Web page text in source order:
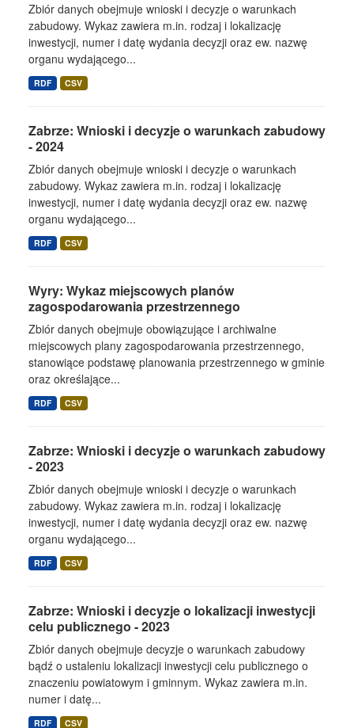
Zbiór danych obejmuje wnioski i decyzje o warunkach
zabudowy. Wykaz zawiera m.in. rodzaj i lokalizację
inwestycji, numer i datę wydania decyzji oraz ew. nazwę
organu wydającego...
RDF CSV
Zabrze: Wnioski i decyzje o warunkach zabudowy
- 2024
Zbiór danych obejmuje wnioski i decyzje o warunkach
zabudowy. Wykaz zawiera m.in. rodzaj i lokalizację
inwestycji, numer i datę wydania decyzji oraz ew. nazwę
organu wydającego...
RDF CSV
Wyry: Wykaz miejscowych planów
zagospodarowania przestrzennego
Zbiór danych obejmuje obowiązujące i archiwalne
miejscowych plany zagospodarowania przestrzennego,
stanowiące podstawę planowania przestrzennego w gminie
oraz określające...
RDF CSV
Zabrze: Wnioski i decyzje o warunkach zabudowy
- 2023
Zbiór danych obejmuje wnioski i decyzje o warunkach
zabudowy. Wykaz zawiera m.in. rodzaj i lokalizację
inwestycji, numer i datę wydania decyzji oraz ew. nazwę
organu wydającego...
RDF CSV
Zabrze: Wnioski i decyzje o lokalizacji inwestycji
celu publicznego - 2023
Zbiór danych obejmuje decyzje o warunkach zabudowy
bądź o ustaleniu lokalizacji inwestycji celu publicznego o
znaczeniu powiatowym i gminnym. Wykaz zawiera m.in.
numer i datę...
RDF CSV